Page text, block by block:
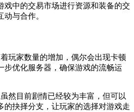
戏中的交易市场进行资源和装备的交
与合作。
玩家数量的增加，偶尔会出现卡顿
步优化服务器，确保游戏的流畅运
然目前剧情已经较为丰富，但可以
的抉择分支，让玩家的选择对游戏走